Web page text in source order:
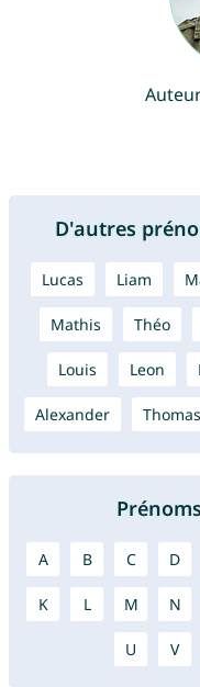
D'autres
Lucas Liam
Mathis Théo
Louis Leon
Alexander Thomas
A B C D
K L M N
U V